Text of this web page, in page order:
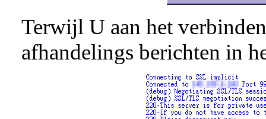
Terwijl U aan het
afhandelings berichten in